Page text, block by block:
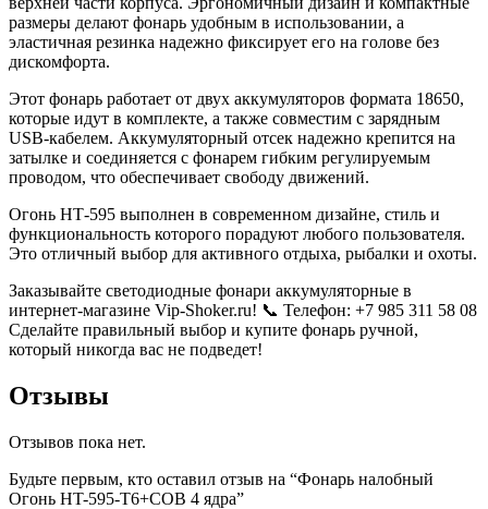
размеры делают фонарь удобным в использовании, а
эластичная резинка надежно фиксирует его на голове без
дискомфорта.
Этот фонарь работает от двух аккумуляторов формата 18650,
которые идут в комплекте, а также совместим с зарядным
USB-кабелем. Аккумуляторный отсек надежно крепится на
затылке и соединяется с фонарем гибким регулируемым
проводом, что обеспечивает свободу движений.
Огонь НТ-595 выполнен в современном дизайне, стиль и
функциональность которого порадуют любого пользователя.
Это отличный выбор для активного отдыха, рыбалки и охоты.
Заказывайте светодиодные фонари аккумуляторные в
интернет-магазине Vip-Shoker.ru! 📞 Телефон: +7 985 311 58 08
Сделайте правильный выбор и купите фонарь ручной,
который никогда вас не подведет!
Отзывы
Отзывов пока нет.
Будьте первым, кто оставил отзыв на “Фонарь налобный
Огонь HT-595-T6+COB 4 ядра”